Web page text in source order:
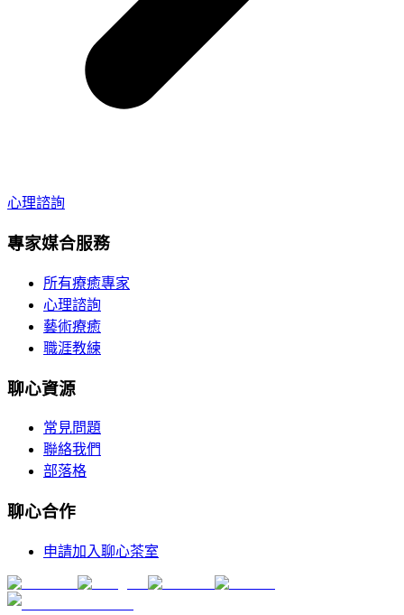
心理諮詢
專家媒合服務
所有療癒專家
心理諮詢
藝術療癒
職涯教練
聊心資源
常見問題
聯絡我們
部落格
聊心合作
申請加入聊心茶室